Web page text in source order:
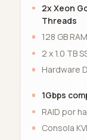
2x Xeon
Threads
128 GB RAM
2 x 1.0 TB
Hardware
1Gbps
RAID por
Consola